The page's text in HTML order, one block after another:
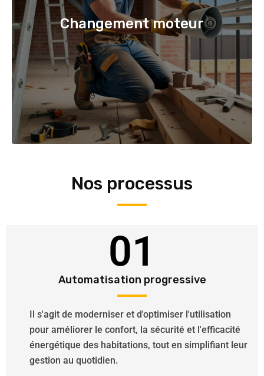
Changement moteur
Nos processus
01
Automatisation progressive
Il s'agit de moderniser et d'optimiser l'utilisation
pour améliorer le confort, la sécurité et l'efficacité
énergétique des habitations, tout en simplifiant leur
gestion au quotidien.